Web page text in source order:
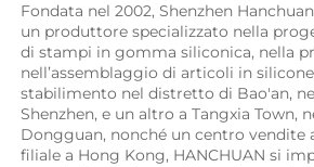
Fondata nel 2002, Shenzhen
un produttore specializzato nella
di stampi in gomma siliconica, nella
nell’assemblaggio di articoli in
stabilimento nel distretto di Bao'an,
Shenzhen, e un altro a Tangxia Town,
Dongguan, nonché un centro vendite
filiale a Hong Kong, HANCHUAN si